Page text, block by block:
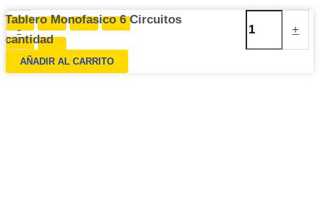
-
Tablero Monofasico 6 Circuitos
cantidad
+
AÑADIR AL CARRITO